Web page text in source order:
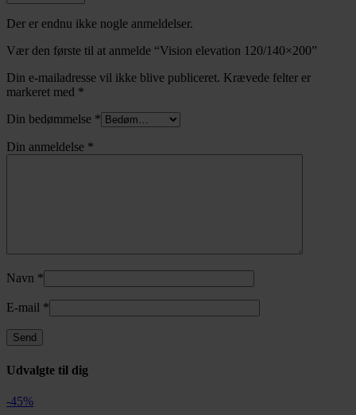
Der er endnu ikke nogle anmeldelser.
Vær den første til at anmelde “Vision elevation 120/140×200”
Din e-mailadresse vil ikke blive publiceret. Krævede felter er
markeret med *
Din bedømmelse *
Din anmeldelse *
Navn *
E-mail *
Udvalgte til dig
-45%